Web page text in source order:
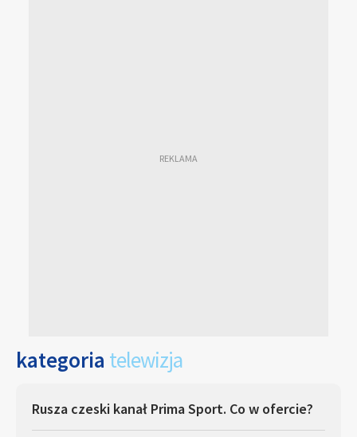
kategoria telewizja
Rusza czeski kanał Prima Sport. Co w ofercie?